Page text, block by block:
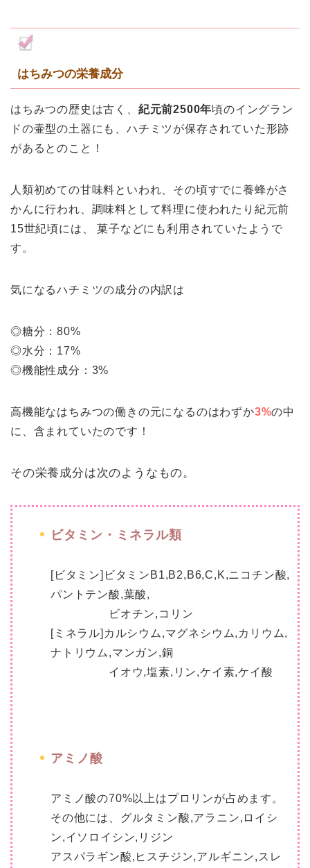
はちみつの栄養成分
はちみつの歴史は古く、 紀元前2500年頃のイングラン
ドの壷型の土器にも、ハチミツが保存されていた形跡
があるとのこと！
人類初めての甘味料といわれ、その頃すでに養蜂がさ
かんに行われ、調味料として料理に使われたり紀元前
15世紀頃には、 菓子などにも利用されていたようで
す。
気になるハチミツの成分の内訳は
◎糖分：80%
◎水分：17%
◎機能性成分：3%
高機能なはちみつの働きの元になるのはわずか3%の中
に、含まれていたのです！
その栄養成分は次のようなもの。
ビタミン・ミネラル類
[ビタミン]ビタミンB1,B2,B6,C,K,ニコチン酸,
パントテン酸,葉酸,
ビオチン,コリン
[ミネラル]カルシウム,マグネシウム,カリウム,
ナトリウム,マンガン,銅
イオウ,塩素,リン,ケイ素,ケイ酸
アミノ酸
アミノ酸の70%以上はプロリンが占めます。
その他には、グルタミン酸,アラニン,ロイシ
ン,イソロイシン,リジン
アスパラギン酸,ヒスチジン,アルギニン,スレ